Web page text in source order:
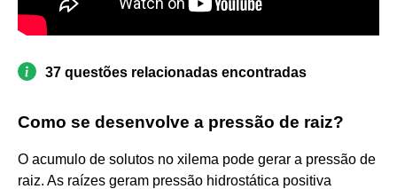
37 questões relacionadas encontradas
Como se desenvolve a pressão de raiz?
O acumulo de solutos no xilema pode gerar a pressão de
raiz. As raízes geram pressão hidrostática positiva